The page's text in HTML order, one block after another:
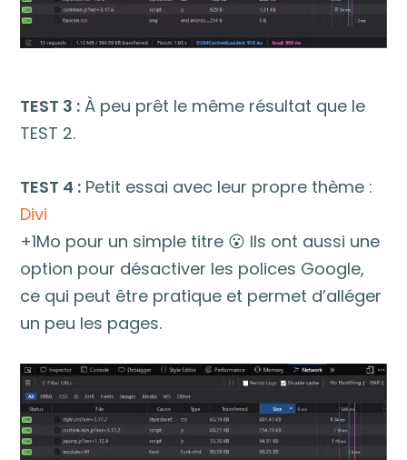
TEST 3 : À peu prêt le même résultat que le
TEST 2.
TEST 4 : Petit essai avec leur propre thème :
Divi
+1Mo pour un simple titre 😮 Ils ont aussi une
option pour désactiver les polices Google,
ce qui peut être pratique et permet d’alléger
un peu les pages.